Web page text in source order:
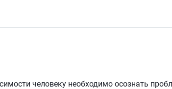
человеку необходимо осознать